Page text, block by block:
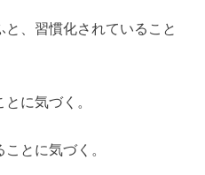
、習慣化されていること
に気づく。
とに気づく。